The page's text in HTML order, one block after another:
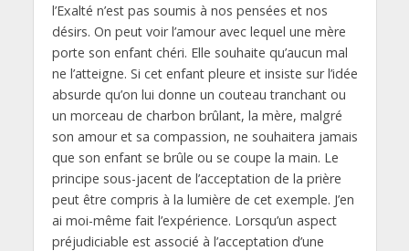
l’Exalté n’est pas soumis à nos pensées et nos
désirs. On peut voir l’amour avec lequel une mère
porte son enfant chéri. Elle souhaite qu’aucun mal
ne l’atteigne. Si cet enfant pleure et insiste sur l’idée
absurde qu’on lui donne un couteau tranchant ou
un morceau de charbon brûlant, la mère, malgré
son amour et sa compassion, ne souhaitera jamais
que son enfant se brûle ou se coupe la main. Le
principe sous-jacent de l’acceptation de la prière
peut être compris à la lumière de cet exemple. J’en
ai moi-même fait l’expérience. Lorsqu’un aspect
préjudiciable est associé à l’acceptation d’une